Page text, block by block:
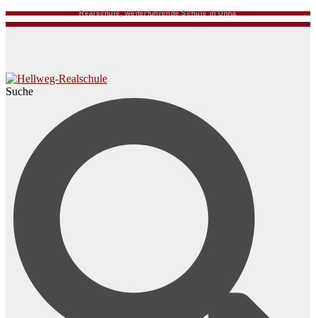
Realschule, weiterführende Schule in Unna
Suche